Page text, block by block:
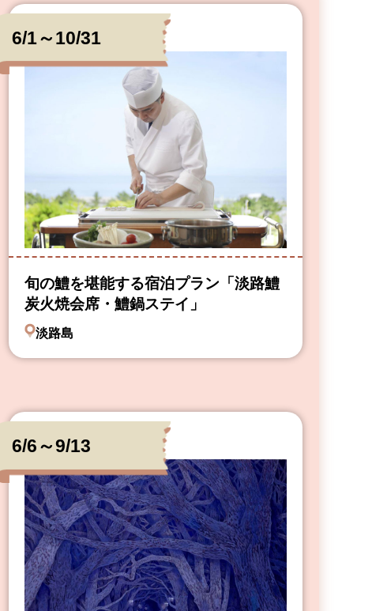
6/1～10/31
旬の鱧を堪能する宿泊プラン「淡路鱧
炭火焼会席・鱧鍋ステイ」
淡路島
6/6～9/13